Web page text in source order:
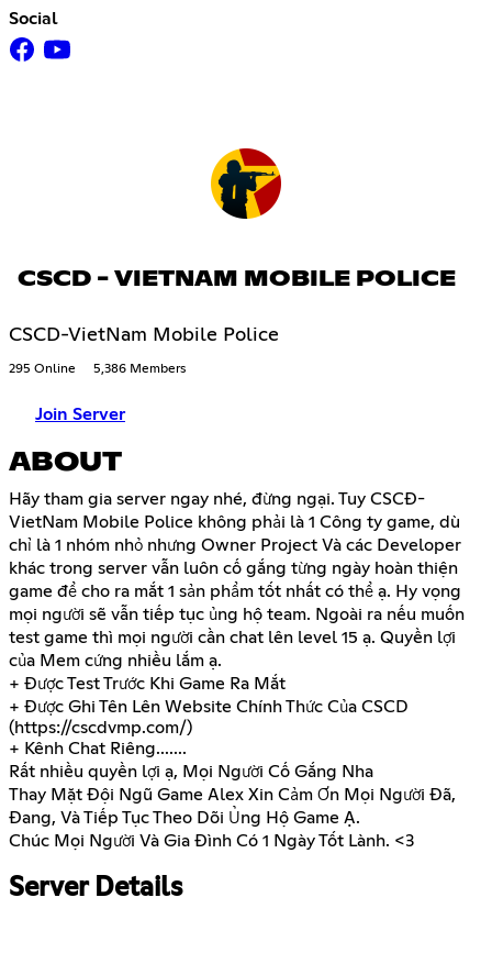
Social
CSCD - VIETNAM MOBILE POLICE
CSCD-VietNam Mobile Police
295 Online 5,386 Members
Join Server
ABOUT
Hãy tham gia server ngay nhé, đừng ngại. Tuy CSCĐ-
VietNam Mobile Police không phải là 1 Công ty game, dù
chỉ là 1 nhóm nhỏ nhưng Owner Project Và các Developer
khác trong server vẫn luôn cố gắng từng ngày hoàn thiện
game để cho ra mắt 1 sản phẩm tốt nhất có thể ạ. Hy vọng
mọi người sẽ vẫn tiếp tục ủng hộ team. Ngoài ra nếu muốn
test game thì mọi người cần chat lên level 15 ạ. Quyền lợi
của Mem cứng nhiều lắm ạ.
+ Được Test Trước Khi Game Ra Mắt
+ Được Ghi Tên Lên Website Chính Thức Của CSCD
(https://cscdvmp.com/)
+ Kênh Chat Riêng.......
Rất nhiều quyền lợi ạ, Mọi Người Cố Gắng Nha
Thay Mặt Đội Ngũ Game Alex Xin Cảm Ơn Mọi Người Đã,
Đang, Và Tiếp Tục Theo Dõi Ủng Hộ Game Ạ.
Chúc Mọi Người Và Gia Đình Có 1 Ngày Tốt Lành. <3
Server Details